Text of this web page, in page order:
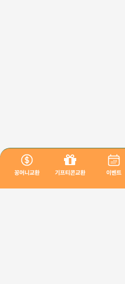
꽁머니교환 기프티콘교환 이벤트